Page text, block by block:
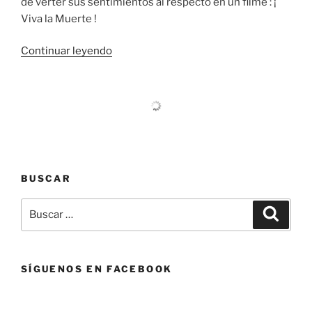
Viva la Muerte !
Continuar leyendo«FERNANDO
BUSCAR
por:
SÍGUENOS EN FACEBOOK